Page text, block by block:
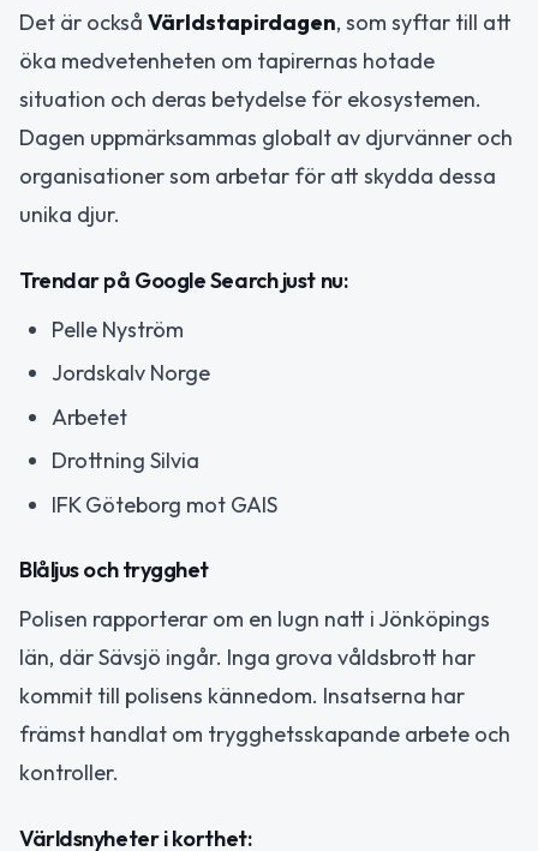
Det är också Världstapirdagen, som syftar till att
öka medvetenheten om tapirernas hotade
situation och deras betydelse för ekosystemen.
Dagen uppmärksammas globalt av djurvänner och
organisationer som arbetar för att skydda dessa
unika djur.
Trendar på Google Search just nu:
Pelle Nyström
Jordskalv Norge
Arbetet
Drottning Silvia
IFK Göteborg mot GAIS
Blåljus och trygghet
Polisen rapporterar om en lugn natt i Jönköpings
län, där Sävsjö ingår. Inga grova våldsbrott har
kommit till polisens kännedom. Insatserna har
främst handlat om trygghetsskapande arbete och
kontroller.
Världsnyheter i korthet: